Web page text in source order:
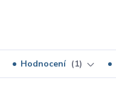
Hodnocení 1